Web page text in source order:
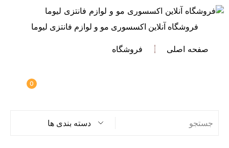
فروشگاه آنلاین اکسسوری مو و لوازم فانتزی لیوما
صفحه اصلی فروشگاه
0
دسته بندی ها